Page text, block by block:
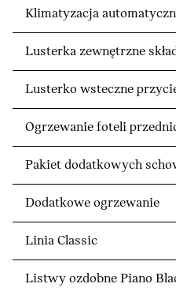
Klimatyzacja
Lusterka zewnętrzne
Lusterko wsteczne
Ogrzewanie foteli
Pakiet dodatkowych
Dodatkowe ogrzewanie
Linia Classic
Listwy ozdobne Piano